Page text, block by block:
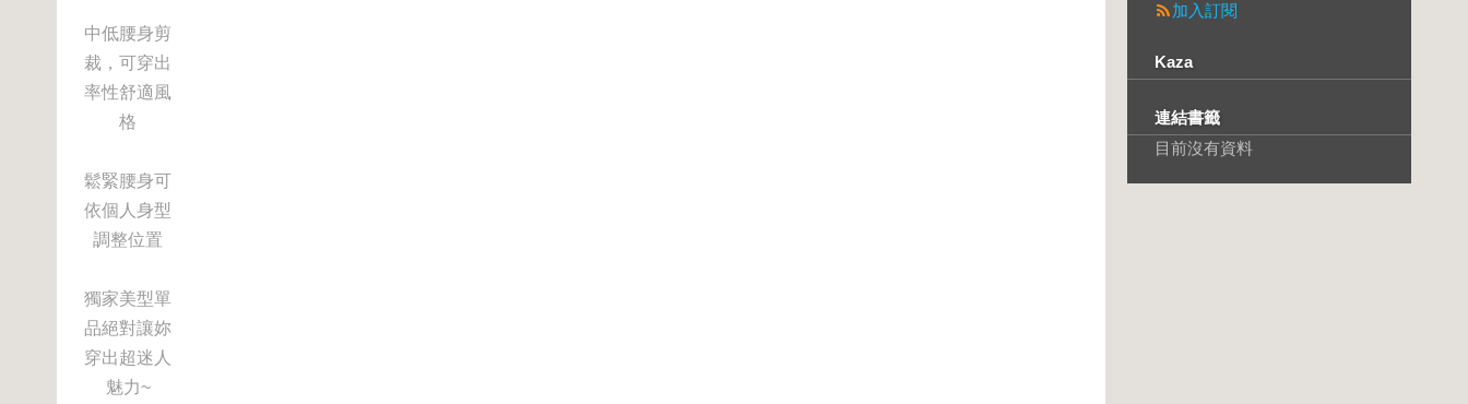
中低腰身剪
裁，可穿出
率性舒適風
格
鬆緊腰身可
依個人身型
調整位置
獨家美型單
品絕對讓妳
穿出超迷人
魅力~
加入訂閱
Kaza
連結書籤
目前沒有資料